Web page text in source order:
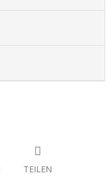
TEILEN